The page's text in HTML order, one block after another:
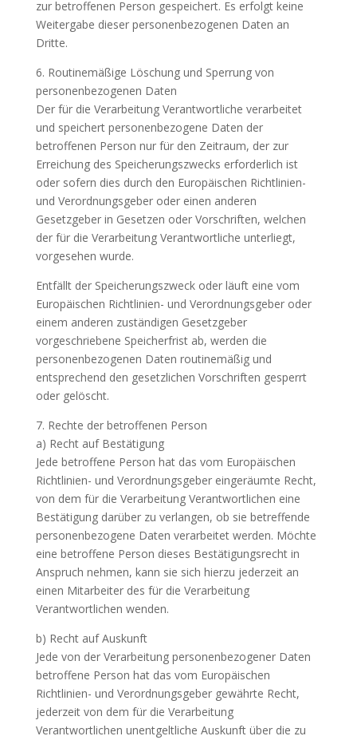
zur betroffenen Person gespeichert. Es erfolgt keine
Weitergabe dieser personenbezogenen Daten an
Dritte.
6. Routinemäßige Löschung und Sperrung von
personenbezogenen Daten
Der für die Verarbeitung Verantwortliche verarbeitet
und speichert personenbezogene Daten der
betroffenen Person nur für den Zeitraum, der zur
Erreichung des Speicherungszwecks erforderlich ist
oder sofern dies durch den Europäischen Richtlinien-
und Verordnungsgeber oder einen anderen
Gesetzgeber in Gesetzen oder Vorschriften, welchen
der für die Verarbeitung Verantwortliche unterliegt,
vorgesehen wurde.
Entfällt der Speicherungszweck oder läuft eine vom
Europäischen Richtlinien- und Verordnungsgeber oder
einem anderen zuständigen Gesetzgeber
vorgeschriebene Speicherfrist ab, werden die
personenbezogenen Daten routinemäßig und
entsprechend den gesetzlichen Vorschriften gesperrt
oder gelöscht.
7. Rechte der betroffenen Person
a) Recht auf Bestätigung
Jede betroffene Person hat das vom Europäischen
Richtlinien- und Verordnungsgeber eingeräumte Recht,
von dem für die Verarbeitung Verantwortlichen eine
Bestätigung darüber zu verlangen, ob sie betreffende
personenbezogene Daten verarbeitet werden. Möchte
eine betroffene Person dieses Bestätigungsrecht in
Anspruch nehmen, kann sie sich hierzu jederzeit an
einen Mitarbeiter des für die Verarbeitung
Verantwortlichen wenden.
b) Recht auf Auskunft
Jede von der Verarbeitung personenbezogener Daten
betroffene Person hat das vom Europäischen
Richtlinien- und Verordnungsgeber gewährte Recht,
jederzeit von dem für die Verarbeitung
Verantwortlichen unentgeltliche Auskunft über die zu